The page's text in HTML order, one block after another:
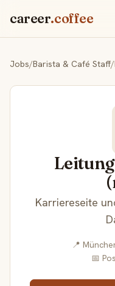
career.coffee
Jobs/Barista & Café Staff/
Karriereseite
📍
📅